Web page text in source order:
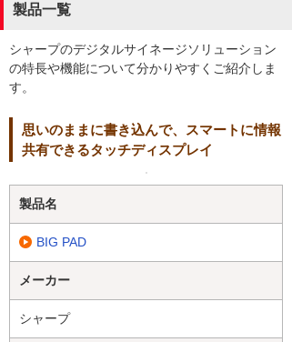
製品一覧
シャープのデジタルサイネージソリューション
の特長や機能について分かりやすくご紹介しま
す。
思いのままに書き込んで、スマートに情報
共有できるタッチディスプレイ
製品名
BIG PAD
メーカー
シャープ